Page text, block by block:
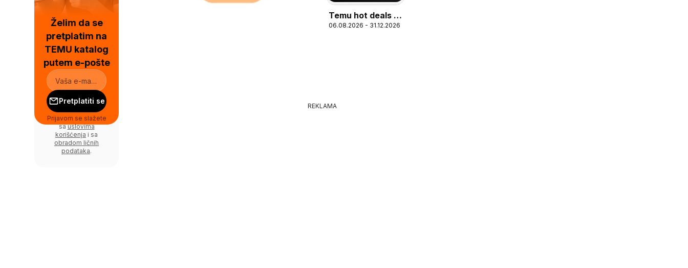
Temu hot deals –
Serbia
06.08.2026 - 31.12.2026
REKLAMA
Želim da se
pretplatim na
TEMU katalog
putem e-pošte
Pretplatiti se
Prijavom se slažete
sauslovima
korišćenja i sa
obradom ličnih
podataka.